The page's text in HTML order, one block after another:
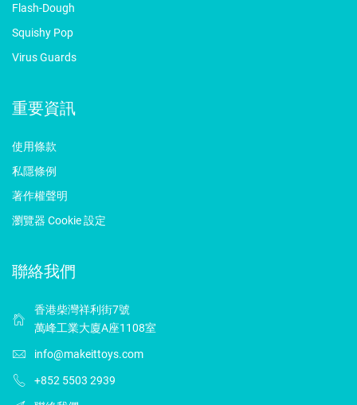
Flash-Dough
Squishy Pop
Virus Guards
重要資訊
使用條款
私隱條例
著作權聲明
瀏覽器 Cookie 設定
聯絡我們
香港柴灣祥利街7號
萬峰工業大廈A座1108室
info@makeittoys.com
+852 5503 2939